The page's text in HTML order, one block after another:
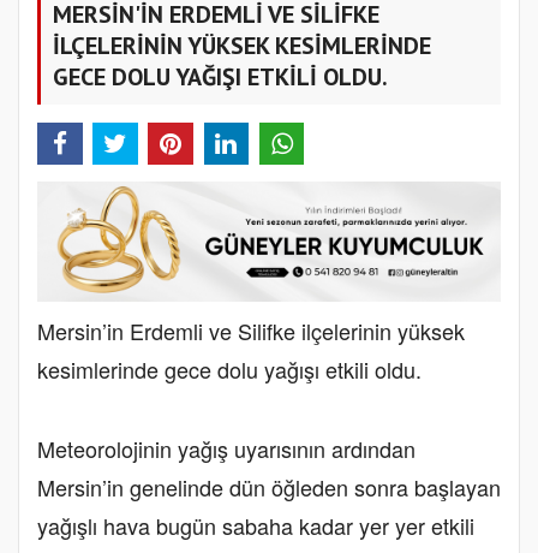
MERSİN'İN ERDEMLİ VE SİLİFKE
İLÇELERİNİN YÜKSEK KESİMLERİNDE
GECE DOLU YAĞIŞI ETKİLİ OLDU.
Mersin’in Erdemli ve Silifke ilçelerinin yüksek
kesimlerinde gece dolu yağışı etkili oldu.
Meteorolojinin yağış uyarısının ardından
Mersin’in genelinde dün öğleden sonra başlayan
yağışlı hava bugün sabaha kadar yer yer etkili